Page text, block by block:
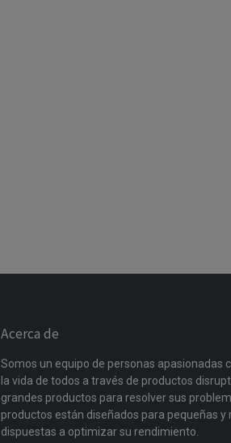
Acerca de
Somos un equipo de personas apasionadas
la vida de todos a través de productos
grandes productos para resolver sus
productos están diseñados para pequeñas
dispuestas a optimizar su rendimiento.